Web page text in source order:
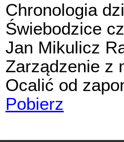
Chronologia
Świebodzice
Jan Mikulicz
Zarządzenie z
Ocalić od
Pobierz